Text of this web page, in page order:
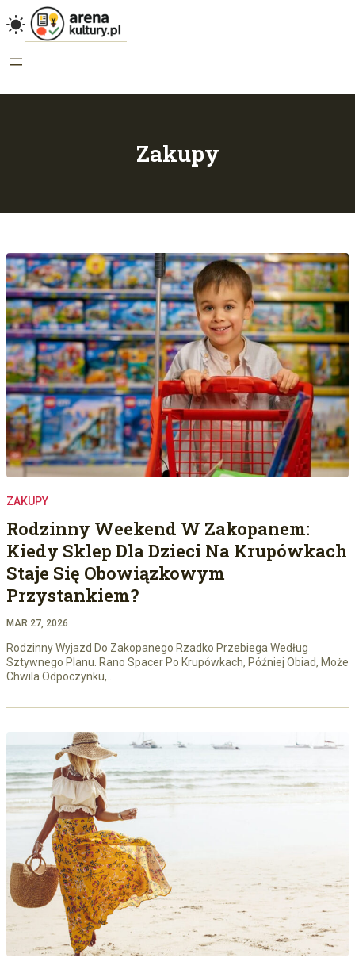
Zakupy
ZAKUPY
Rodzinny Weekend W Zakopanem:
Kiedy Sklep Dla Dzieci Na Krupówkach
Staje Się Obowiązkowym
Przystankiem?
MAR 27, 2026
Rodzinny Wyjazd Do Zakopanego Rzadko Przebiega Według
Sztywnego Planu. Rano Spacer Po Krupówkach, Później Obiad, Może
Chwila Odpoczynku,…